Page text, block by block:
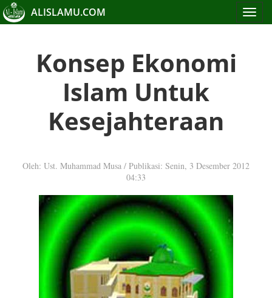
Toggle
ALISLAMU.COM
Konsep Ekonomi
Islam Untuk
Kesejahteraan
Oleh: Ust. Muhammad Musa / Publikasi: Senin, 3 Desember 2012
04:33